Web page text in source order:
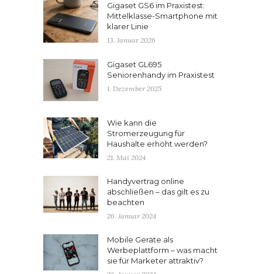
Gigaset GS6 im Praxistest:
Mittelklasse-Smartphone mit
klarer Linie
13. Januar 2026
Gigaset GL695
Seniorenhandy im Praxistest
1. Dezember 2025
Wie kann die
Stromerzeugung für
Haushalte erhöht werden?
21. Mai 2024
Handyvertrag online
abschließen – das gilt es zu
beachten
26. Januar 2024
Mobile Geräte als
Werbeplattform – was macht
sie für Marketer attraktiv?